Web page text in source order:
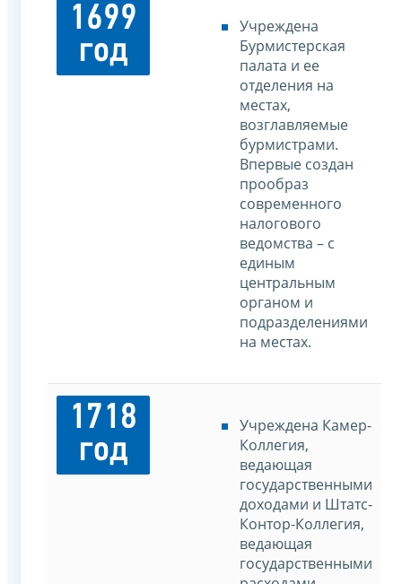
1699
год
Учреждена
Бурмистерская
палата и ее
отделения на
местах,
возглавляемые
бурмистрами.
Впервые создан
прообраз
современного
налогового
ведомства – с
единым
центральным
органом и
подразделениями
на местах.
1718
год
Учреждена Камер-
Коллегия,
ведающая
государственными
доходами и Штатс-
Контор-Коллегия,
ведающая
государственными